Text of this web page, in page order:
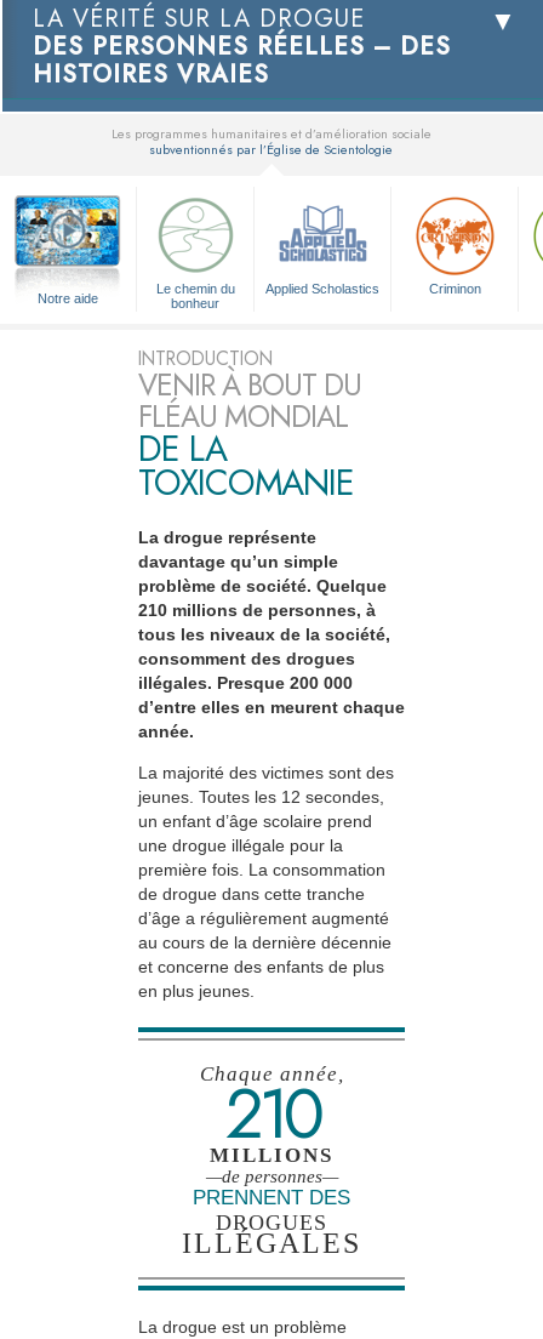
LA VÉRITÉ SUR LA DROGUE
DES PERSONNES RÉELLES – DES
HISTOIRES VRAIES
Les programmes humanitaires et d’amélioration sociale
subventionnés par l’Église de Scientologie
Notre aide
Le chemin du
bonheur
Applied Scholastics Criminon
INTRODUCTION
VENIR À BOUT DU
FLÉAU MONDIAL
DE LA
TOXICOMANIE
La drogue représente
davantage qu’un simple
problème de société. Quelque
210 millions de personnes, à
tous les niveaux de la société,
consomment des drogues
illégales. Presque 200 000
d’entre elles en meurent chaque
année.
La majorité des victimes sont des
jeunes. Toutes les 12 secondes,
un enfant d’âge scolaire prend
une drogue illégale pour la
première fois. La consommation
de drogue dans cette tranche
d’âge a régulièrement augmenté
au cours de la dernière décennie
et concerne des enfants de plus
en plus jeunes.
Chaque année,
210
MILLIONS
—de personnes—
PRENNENT DES
DROGUES
ILLÉGALES
La drogue est un problème